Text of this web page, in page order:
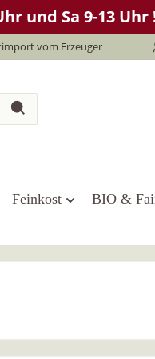
und Sa 9-13 Uhr
vom Erzeuger
Feinkost BIO &